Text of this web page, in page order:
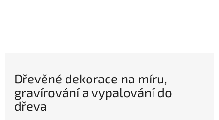
Dřevěné dekorace na míru,
gravírování a vypalování do
dřeva